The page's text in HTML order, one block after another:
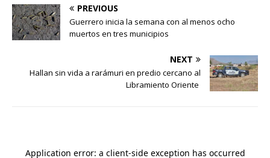
PREVIOUS
Guerrero inicia la semana con al menos ocho
muertos en tres municipios
NEXT
Hallan sin vida a rarámuri en predio cercano al
Libramiento Oriente